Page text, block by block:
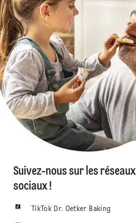
Suivez-nous sur les réseaux
sociaux !
TikTok Dr. Oetker Baking